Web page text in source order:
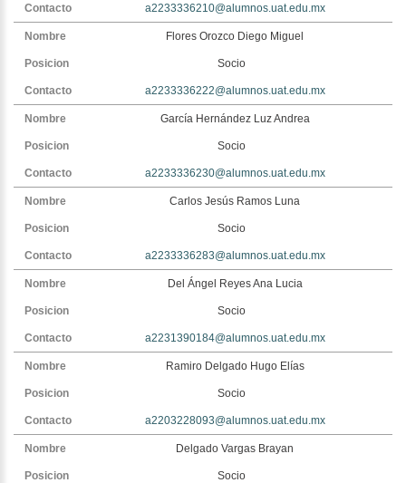
a2233336210@alumnos.uat.edu.mx
Flores Orozco Diego Miguel
Socio
a2233336222@alumnos.uat.edu.mx
García Hernández Luz Andrea
Socio
a2233336230@alumnos.uat.edu.mx
Carlos Jesús Ramos Luna
Socio
a2233336283@alumnos.uat.edu.mx
Del Ángel Reyes Ana Lucia
Socio
a2231390184@alumnos.uat.edu.mx
Ramiro Delgado Hugo Elías
Socio
a2203228093@alumnos.uat.edu.mx
Delgado Vargas Brayan
Socio